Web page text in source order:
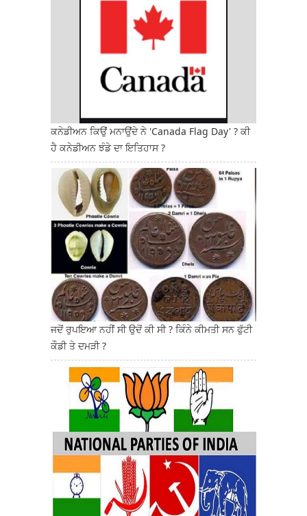
ਕਨੇਡੀਅਨ ਕਿਉਂ ਮਨਾਉਂਦੇ ਨੇ 'Canada Flag Day' ? ਕੀ
ਹੈ ਕਨੇਡੀਅਨ ਝੰਡੇ ਦਾ ਇਤਿਹਾਸ ?
ਜਦੋਂ ਰੁਪਇਆ ਨਹੀਂ ਸੀ ਉਦੋਂ ਕੀ ਸੀ ? ਕਿੰਨੇ ਕੀਮਤੀ ਸਨ ਫੁੱਟੀ
ਕੌਡੀ ਤੇ ਦਮੜੀ ?